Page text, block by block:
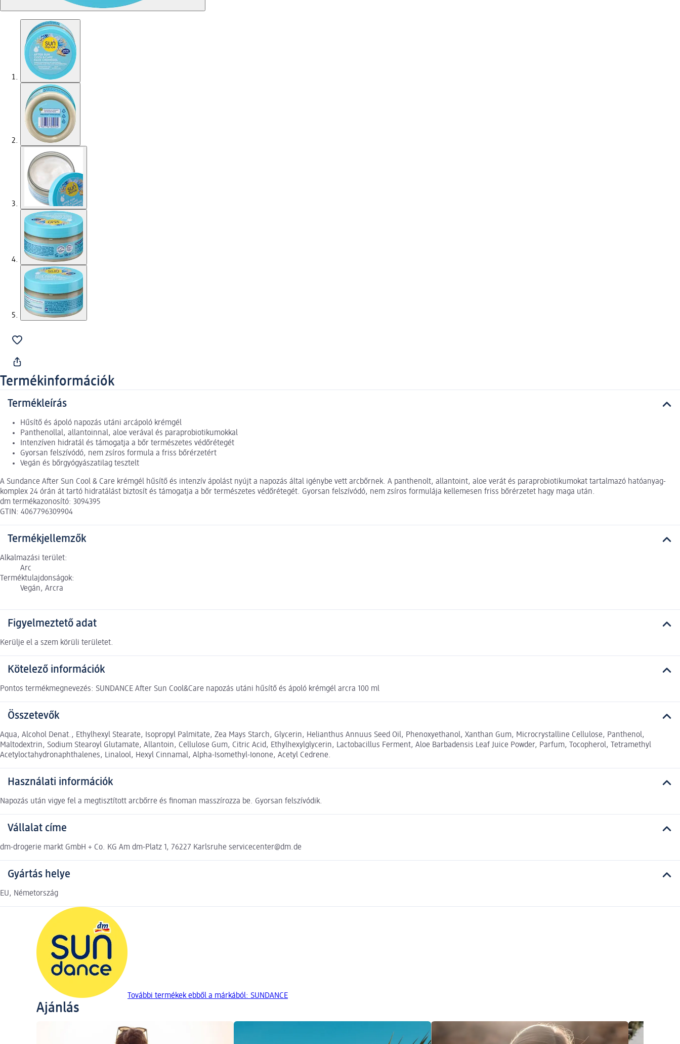
Termékinformációk
Termékleírás
Hűsítő és ápoló napozás utáni arcápoló krémgél
Panthenollal, allantoinnal, aloe verával és paraprobiotikumokkal
Intenzíven hidratál és támogatja a bőr természetes védőrétegét
Gyorsan felszívódó, nem zsíros formula a friss bőrérzetért
Vegán és bőrgyógyászatilag tesztelt
A Sundance After Sun Cool & Care krémgél hűsítő és intenzív ápolást nyújt a napozás által igénybe vett arcbőrnek. A panthenolt, allantoint, aloe verát és paraprobiotikumokat tartalmazó hatóanyag-
komplex 24 órán át tartó hidratálást biztosít és támogatja a bőr természetes védőrétegét. Gyorsan felszívódó, nem zsíros formulája kellemesen friss bőrérzetet hagy maga után.
dm termékazonosító: 3094395
GTIN: 4067796309904
Termékjellemzők
Alkalmazási terület:
Arc
Terméktulajdonságok:
Vegán, Arcra
Figyelmeztető adat
Kerülje el a szem körüli területet.
Kötelező információk
Pontos termékmegnevezés: SUNDANCE After Sun Cool&Care napozás utáni hűsítő és ápoló krémgél arcra 100 ml
Összetevők
Aqua, Alcohol Denat., Ethylhexyl Stearate, Isopropyl Palmitate, Zea Mays Starch, Glycerin, Helianthus Annuus Seed Oil, Phenoxyethanol, Xanthan Gum, Microcrystalline Cellulose, Panthenol,
Maltodextrin, Sodium Stearoyl Glutamate, Allantoin, Cellulose Gum, Citric Acid, Ethylhexylglycerin, Lactobacillus Ferment, Aloe Barbadensis Leaf Juice Powder, Parfum, Tocopherol, Tetramethyl
Acetyloctahydronaphthalenes, Linalool, Hexyl Cinnamal, Alpha-Isomethyl-Ionone, Acetyl Cedrene.
Használati információk
Napozás után vigye fel a megtisztított arcbőrre és finoman masszírozza be. Gyorsan felszívódik.
Vállalat címe
dm-drogerie markt GmbH + Co. KG Am dm-Platz 1, 76227 Karlsruhe servicecenter@dm.de
Gyártás helye
EU, Németország
További termékek ebből a márkából: SUNDANCE
Ajánlás